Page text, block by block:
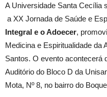
A Universidade Santa Cecília
a XX Jornada de Saúde e
Integral e o Adoecer,
Medicina e Espiritualidade da
Santos. O evento acontecerá
Auditório do Bloco D da
Mota, Nº 8, no bairro do